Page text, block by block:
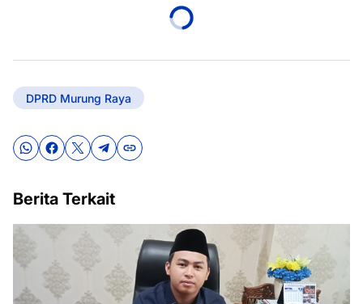
DPRD Murung Raya
Berita Terkait